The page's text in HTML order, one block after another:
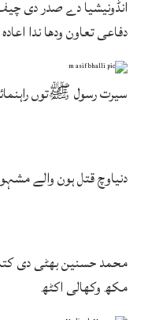
انڈونیشیا دے صدر دی
دفاعی تعاون ودھا ندا اعادہ
سیرت رسول ﷺتوں
دنیاوچ قتل ہون والے
محمد حسنین بھٹی دی
مکھ وکھالی اکٹھ